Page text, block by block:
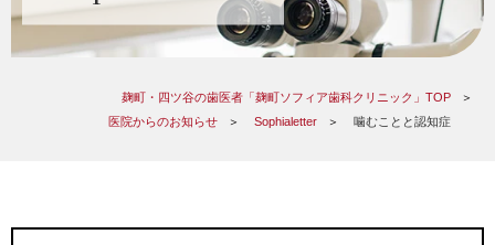
麹町・四ツ谷の歯医者「麹町ソフィア歯科クリニック」TOP
医院からのお知らせ
Sophialetter 噛むことと認知症